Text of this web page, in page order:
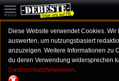
Diese Website verwendet Cookies.
auswerten, um nutzungsbasiert
anzuzeigen. Weitere Informationen zu
du deren Verwendung widersprechen
Datenschutzhinweisen.